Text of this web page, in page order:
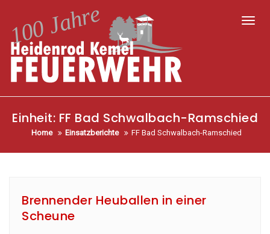
Einheit: FF Bad Schwalbach-Ramschied
Home Einsatzberichte FF Bad Schwalbach-Ramschied
Brennender Heuballen in einer
Scheune